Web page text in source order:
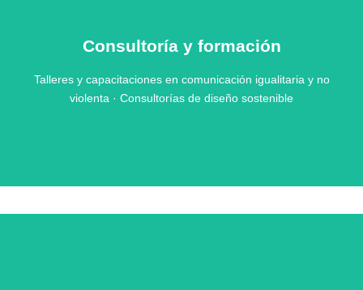
Consultoría y formación
Talleres y capacitaciones en comunicación igualitaria y no
violenta · Consultorías de diseño sostenible